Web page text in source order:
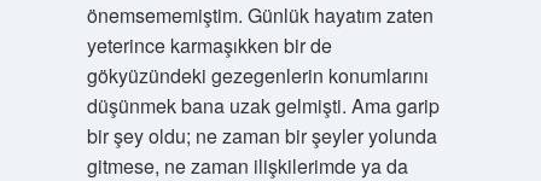
önemsememiştim. Günlük hayatım zaten
yeterince karmaşıkken bir de
gökyüzündeki gezegenlerin konumlarını
düşünmek bana uzak gelmişti. Ama garip
bir şey oldu; ne zaman bir şeyler yolunda
gitmese, ne zaman ilişkilerimde ya da